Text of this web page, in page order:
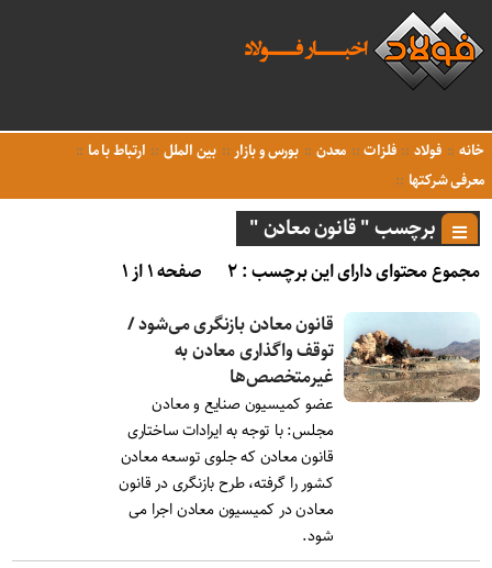
خانه فولاد فلزات معدن بورس و بازار بین الملل
ارتباط با ما
معرفی شرکتها
برچسب " قانون معادن "
مجموع محتوای دارای این برچسب : ۲
صفحه ۱ از ۱
قانون معادن بازنگری می‌شود /
توقف واگذاری معادن به
غیرمتخصص‌ها
عضو کمیسیون صنایع و معادن
مجلس: با توجه به ایرادات ساختاری
قانون معادن که جلوی توسعه معادن
کشور را گرفته، طرح بازنگری در قانون
معادن در کمیسیون معادن اجرا می
شود.